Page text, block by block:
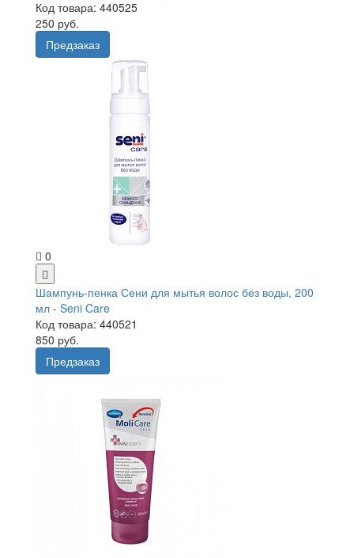
Код товара: 440525
250 руб.
Предзаказ
0
Шампунь-пенка Сени для мытья волос без воды, 200
мл - Seni Care
Код товара: 440521
850 руб.
Предзаказ